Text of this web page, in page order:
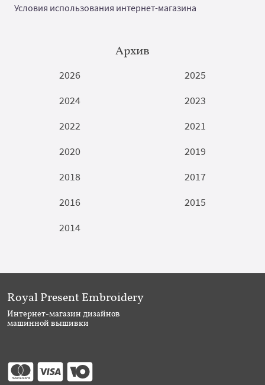
Условия использования интернет-магазина
Архив
2026
2025
2024
2023
2022
2021
2020
2019
2018
2017
2016
2015
2014
Royal Present Embroidery
Интернет-магазин дизайнов
машинной вышивки